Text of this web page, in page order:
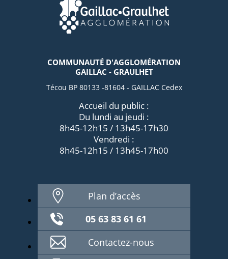
COMMUNAUTÉ D'AGGLOMÉRATION
GAILLAC - GRAULHET
Técou BP 80133 -81604 - GAILLAC Cedex
Accueil du public :
Du lundi au jeudi :
8h45-12h15 / 13h45-17h30
Vendredi :
8h45-12h15 / 13h45-17h00
Plan d’accès
05 63 83 61 61
Contactez-nous